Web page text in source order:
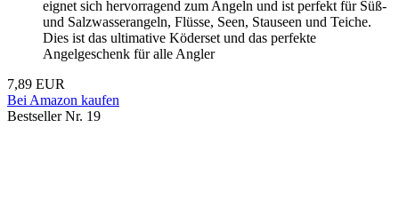
eignet sich hervorragend zum Angeln und ist perfekt für Süß-
und Salzwasserangeln, Flüsse, Seen, Stauseen und Teiche.
Dies ist das ultimative Köderset und das perfekte
Angelgeschenk für alle Angler
7,89 EUR
Bei Amazon kaufen
Bestseller Nr. 19